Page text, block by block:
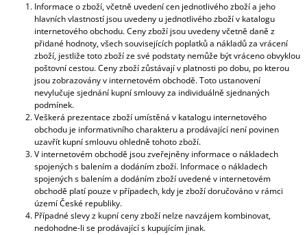
Informace o zboží, včetně uvedení cen jednotlivého zboží a jeho
hlavních vlastností jsou uvedeny u jednotlivého zboží v katalogu
internetového obchodu. Ceny zboží jsou uvedeny včetně daně z
přidané hodnoty, všech souvisejících poplatků a nákladů za vrácení
zboží, jestliže toto zboží ze své podstaty nemůže být vráceno obvyklou
poštovní cestou. Ceny zboží zůstávají v platnosti po dobu, po kterou
jsou zobrazovány v internetovém obchodě. Toto ustanovení
nevylučuje sjednání kupní smlouvy za individuálně sjednaných
podmínek.
Veškerá prezentace zboží umístěná v katalogu internetového
obchodu je informativního charakteru a prodávající není povinen
uzavřít kupní smlouvu ohledně tohoto zboží.
V internetovém obchodě jsou zveřejněny informace o nákladech
spojených s balením a dodáním zboží. Informace o nákladech
spojených s balením a dodáním zboží uvedené v internetovém
obchodě platí pouze v případech, kdy je zboží doručováno v rámci
území České republiky.
Případné slevy z kupní ceny zboží nelze navzájem kombinovat,
nedohodne-li se prodávající s kupujícím jinak.
POUKAZ
1000